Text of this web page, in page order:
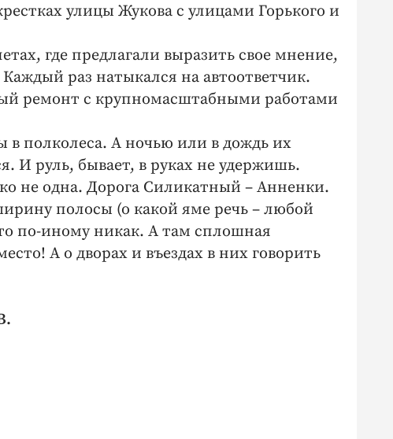
улицы Жукова с улицами Горького и
где предлагали выразить свое мнение,
раз натыкался на автоответчик.
ремонт с крупномасштабными работами
полколеса. А ночью или в дождь их
И руль, бывает, в руках не удержишь.
не одна. Дорога Силикатный – Анненки.
полосы (о какой яме речь – любой
по-иному никак. А там сплошная
А о дворах и въездах в них говорить